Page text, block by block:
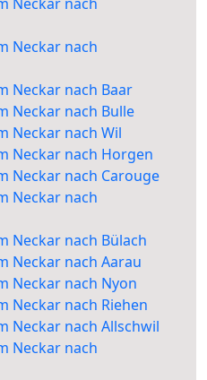
Neckar nach
Neckar nach Baar
Neckar nach Bulle
Neckar nach Wil
Neckar nach Horgen
Neckar nach Carouge
Neckar nach
Neckar nach Bülach
Neckar nach Aarau
Neckar nach Nyon
Neckar nach Riehen
Neckar nach Allschwil
Neckar nach